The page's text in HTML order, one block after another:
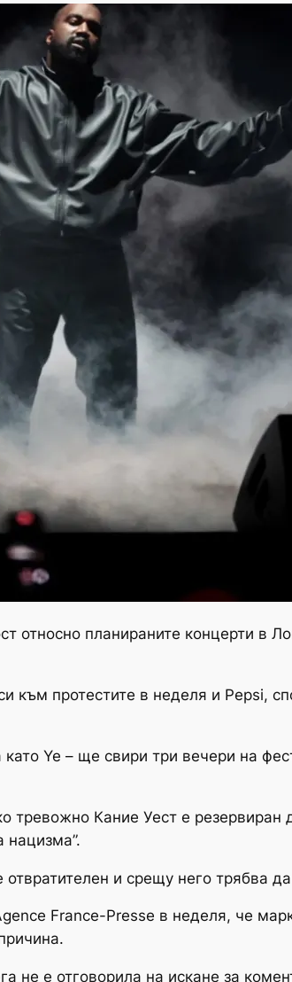
относно планираните концерти в
към протестите в неделя и Pepsi,
Ye – ще свири три вечери на
тревожно Кание Уест е резервиран
нацизма”.
и срещу него трябва
France-Presse в неделя, че
не е отговорила на искане за